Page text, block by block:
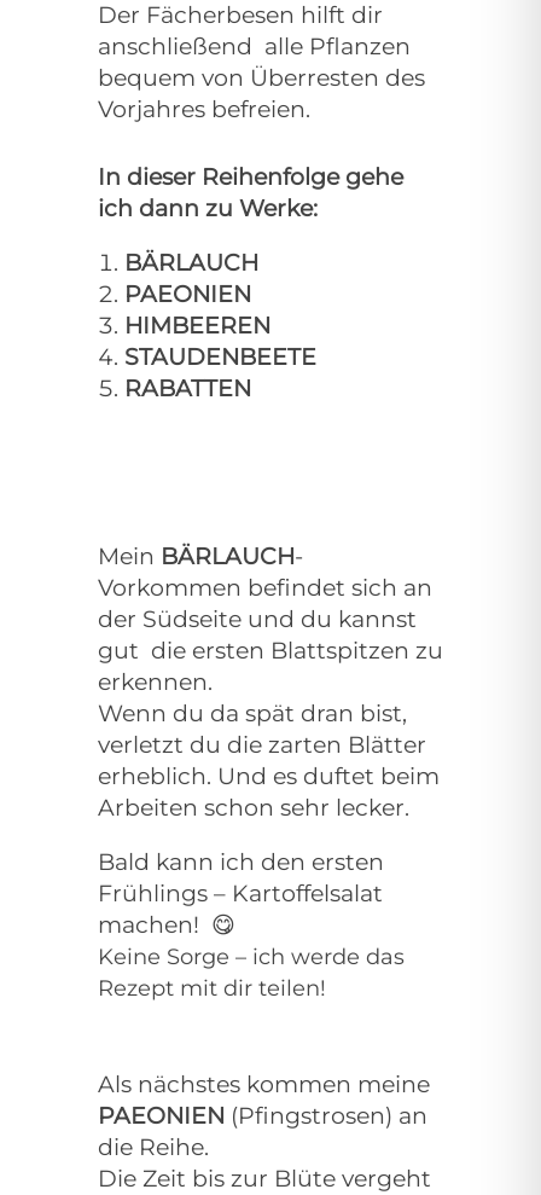
Der Fächerbesen hilft dir
anschließend alle Pflanzen
bequem von Überresten des
Vorjahres befreien.
In dieser Reihenfolge gehe
ich dann zu Werke:
BÄRLAUCH
PAEONIEN
HIMBEEREN
STAUDENBEETE
RABATTEN
Mein BÄRLAUCH-
Vorkommen befindet sich an
der Südseite und du kannst
gut die ersten Blattspitzen zu
erkennen.
Wenn du da spät dran bist,
verletzt du die zarten Blätter
erheblich. Und es duftet beim
Arbeiten schon sehr lecker.
Bald kann ich den ersten
Frühlings – Kartoffelsalat
machen! 😋
Keine Sorge – ich werde das
Rezept mit dir teilen!
Als nächstes kommen meine
PAEONIEN (Pfingstrosen) an
die Reihe.
Die Zeit bis zur Blüte vergeht